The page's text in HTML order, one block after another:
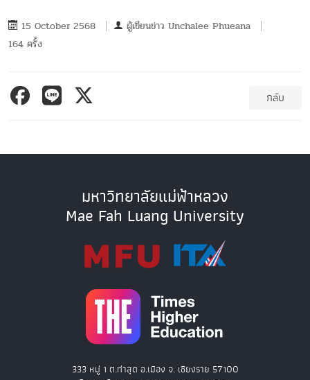
15 October 2568 ผู้เขียนข่าว Unchalee Phueana
164 ครั้ง
กลับ
มหาวิทยาลัยแม่ฟ้าหลวง
Mae Fah Luang University
333 หมู่ 1 ต.ท่าสุด อ.เมือง จ. เชียงราย 57100